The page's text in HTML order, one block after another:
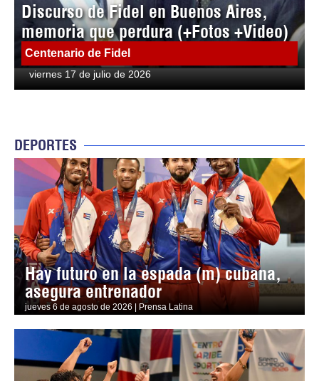
Discurso de Fidel en Buenos Aires,
memoria que perdura (+Fotos +Video)
Centenario de Fidel
viernes 17 de julio de 2026
DEPORTES
Hay futuro en la espada (m) cubana,
asegura entrenador
jueves 6 de agosto de 2026 | Prensa Latina